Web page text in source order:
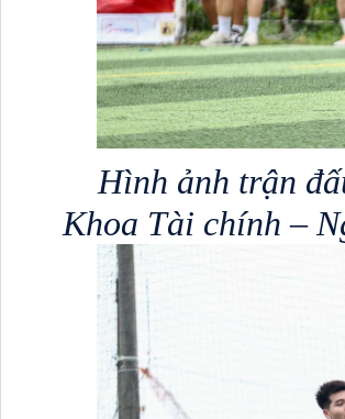
Hình ảnh trận
Khoa Tài chính –